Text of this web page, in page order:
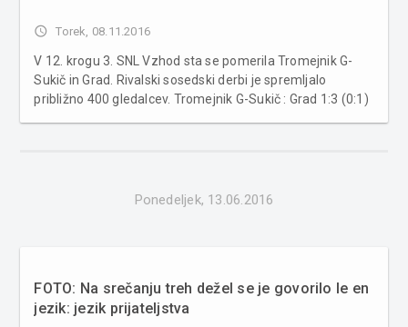
access_time Torek, 08.11.2016
V 12. krogu 3. SNL Vzhod sta se pomerila Tromejnik G-
Sukič in Grad. Rivalski sosedski derbi je spremljalo
približno 400 gledalcev. Tromejnik G-Sukič : Grad 1:3 (0:1)
Ponedeljek, 13.06.2016
FOTO: Na srečanju treh dežel se je govorilo le en
jezik: jezik prijateljstva